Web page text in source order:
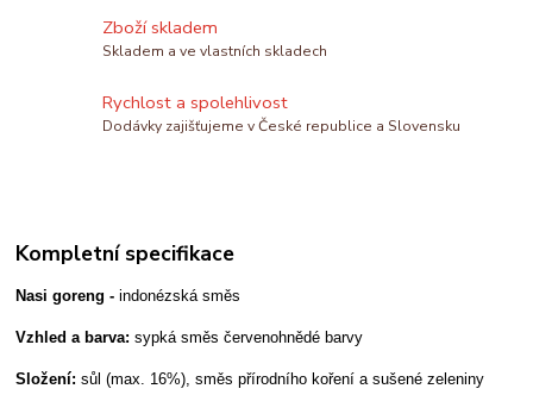
Zboží skladem
Skladem a ve vlastních skladech
Rychlost a spolehlivost
Dodávky zajišťujeme v České republice a Slovensku
Kompletní specifikace
Nasi goreng -indonézská směs
Vzhled a barva: sypká směs červenohnědé barvy
Složení:sůl (max. 16%), směs přírodního koření a sušené zeleniny